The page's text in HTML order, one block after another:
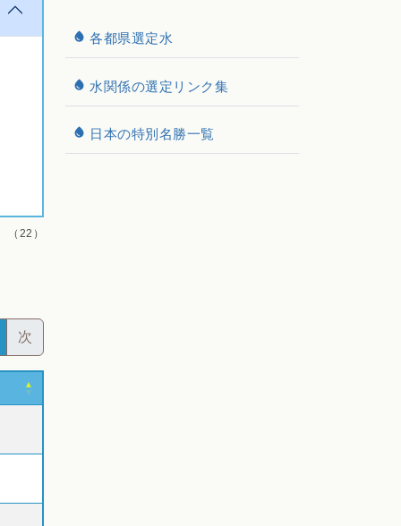
（22）
次
各都県選定水
水関係の選定リンク集
日本の特別名勝一覧